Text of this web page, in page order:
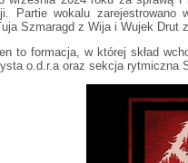
Partie wokalu zarejestrowano
Szmaragd z Wija i Wujek Drut
to formacja, w której skład
o.d.r.a oraz sekcja rytmiczna